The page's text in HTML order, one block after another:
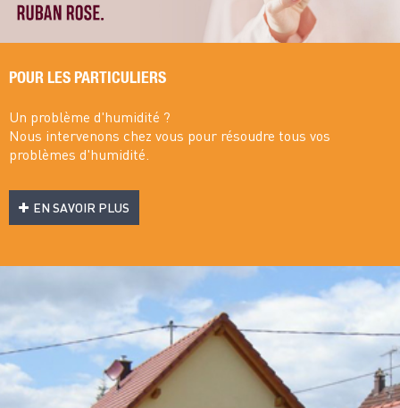
POUR LES PARTICULIERS
Un problème d'humidité ?
Nous intervenons chez vous pour résoudre tous vos
problèmes d'humidité.
EN SAVOIR PLUS